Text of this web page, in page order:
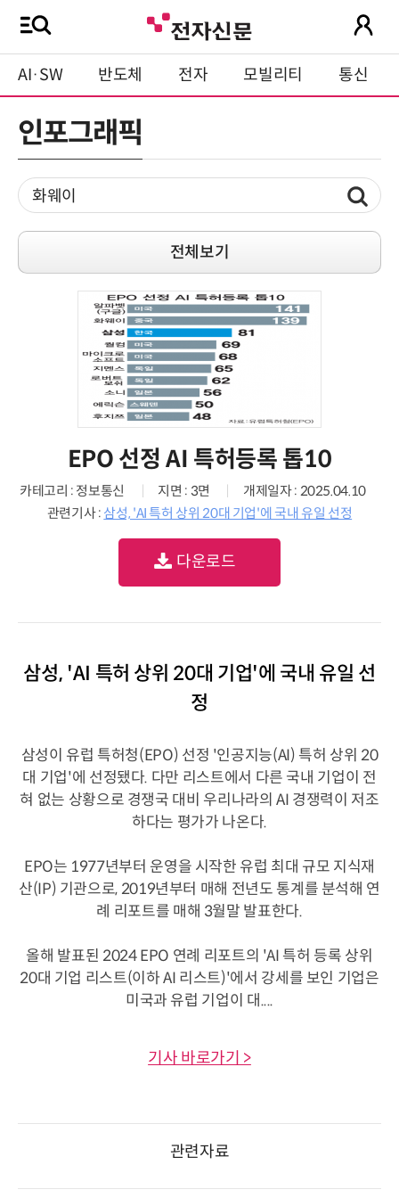
AI·SW 반도체 전자 모빌리티 통신
인포그래픽
전체보기
EPO 선정 AI 특허등록 톱10
카테고리 : 정보통신 지면 : 3면
개제일자 : 2025.04.10
관련기사 : 삼성, 'AI 특허 상위 20대 기업'에 국내 유일 선정
다운로드
삼성, 'AI 특허 상위 20대 기업'에 국내 유일 선
정
삼성이 유럽 특허청(EPO) 선정 '인공지능(AI) 특허 상위 20
대 기업'에 선정됐다. 다만 리스트에서 다른 국내 기업이 전
혀 없는 상황으로 경쟁국 대비 우리나라의 AI 경쟁력이 저조
하다는 평가가 나온다.
EPO는 1977년부터 운영을 시작한 유럽 최대 규모 지식재
산(IP) 기관으로, 2019년부터 매해 전년도 통계를 분석해 연
례 리포트를 매해 3월말 발표한다.
올해 발표된 2024 EPO 연례 리포트의 'AI 특허 등록 상위
20대 기업 리스트(이하 AI 리스트)'에서 강세를 보인 기업은
미국과 유럽 기업이 대....
기사 바로가기 >
관련자료